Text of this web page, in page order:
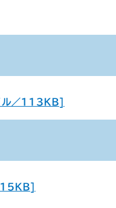
ル／113KB]
15KB]